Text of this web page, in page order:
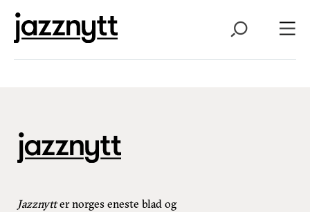
Jazznytter norges eneste blad og